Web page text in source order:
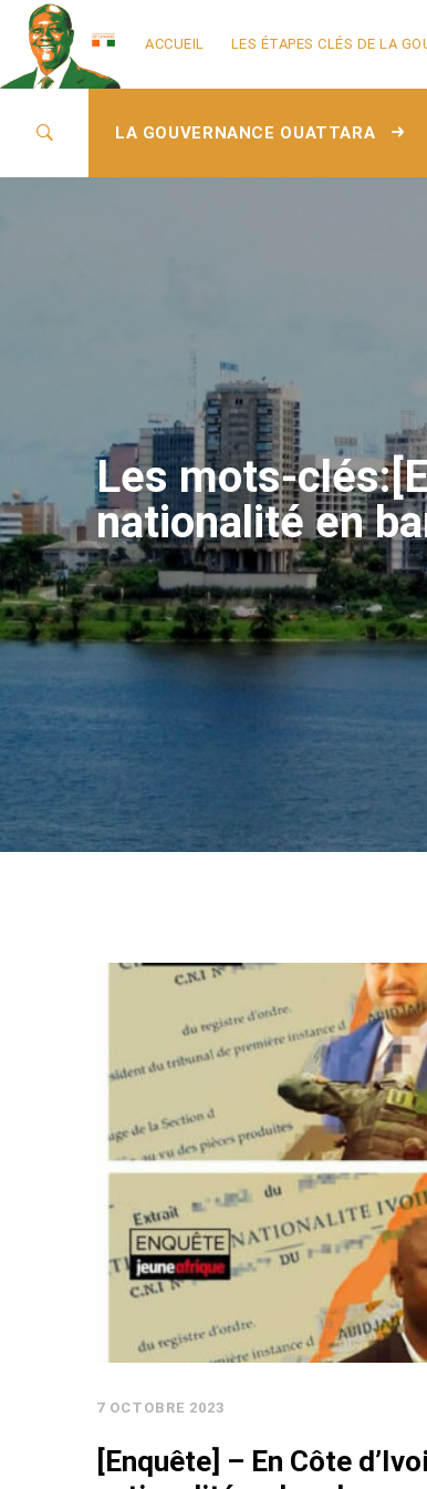
ACCUEIL LES ÉTAPES CLÉS DE LA
LA GOUVERNANCE OUATTARA
Les mots-
nationalité en
7 OCTOBRE 2023
[Enquête] – En Côte